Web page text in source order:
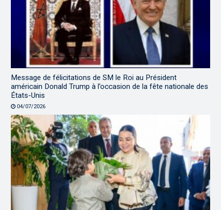
Message de félicitations de SM le Roi au Président
américain Donald Trump à l’occasion de la fête nationale des
États-Unis
04/07/2026